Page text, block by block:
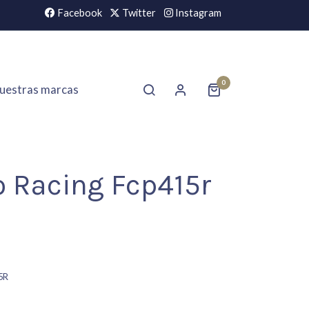
Facebook Twitter Instagram
marcas 0
Racing Fcp415r